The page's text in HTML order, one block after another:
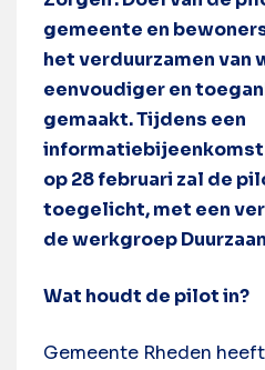
gemeente en
het verduurzamen van
eenvoudiger en
gemaakt. Tijdens een
informatiebijeenkomst
op 28 februari zal de
toegelicht, met een
de werkgroep
Wat houdt de pilot in?
Gemeente Rheden